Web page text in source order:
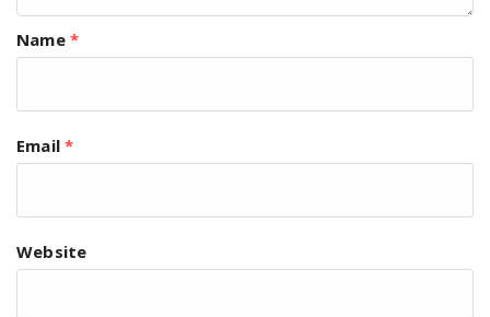
Name *
Email*
Website